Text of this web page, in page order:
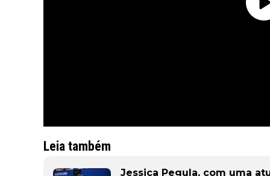
Leia também
Jessica Pegula, com uma